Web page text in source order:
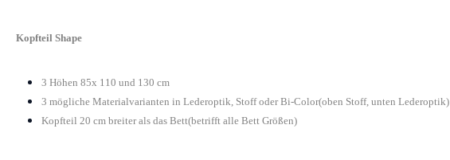
Kopfteil Shape
3 Höhen 85x 110 und 130 cm
3 mögliche Materialvarianten in Lederoptik, Stoff oder Bi-Color(oben Stoff, unten Lederoptik)
Kopfteil 20 cm breiter als das Bett(betrifft alle Bett Größen)